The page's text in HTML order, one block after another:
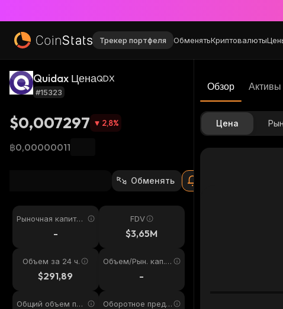
Трекер портфеля ОбменятьКриптовалюты
Quidax ЦенаQDX
#15323
$0,007297 2,8%
฿0,00000011
Обменять
Рыночная капитал
-
FDV
$3,65M
Объем за 24 ч.
$291,89
Объем/Рын. кап. 2
-
Общий объем пре
Оборотное предл
Обзор Активы
Цена